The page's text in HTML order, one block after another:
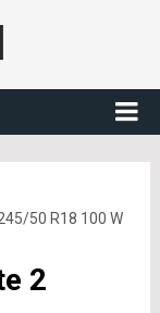
50 R18 100 W
2